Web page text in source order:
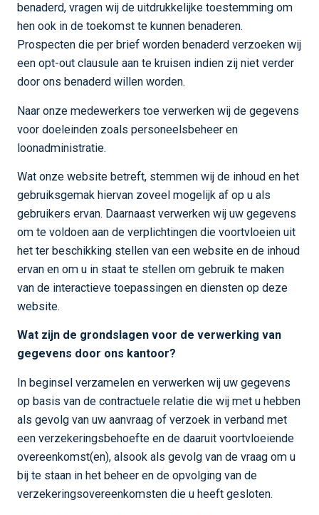
benaderd, vragen wij de uitdrukkelijke toestemming om
hen ook in de toekomst te kunnen benaderen.
Prospecten die per brief worden benaderd verzoeken wij
een opt-out clausule aan te kruisen indien zij niet verder
door ons benaderd willen worden.
Naar onze medewerkers toe verwerken wij de gegevens
voor doeleinden zoals personeelsbeheer en
loonadministratie.
Wat onze website betreft, stemmen wij de inhoud en het
gebruiksgemak hiervan zoveel mogelijk af op u als
gebruikers ervan. Daarnaast verwerken wij uw gegevens
om te voldoen aan de verplichtingen die voortvloeien uit
het ter beschikking stellen van een website en de inhoud
ervan en om u in staat te stellen om gebruik te maken
van de interactieve toepassingen en diensten op deze
website.
Wat zijn de grondslagen voor de verwerking van
gegevens door ons kantoor?
In beginsel verzamelen en verwerken wij uw gegevens
op basis van de contractuele relatie die wij met u hebben
als gevolg van uw aanvraag of verzoek in verband met
een verzekeringsbehoefte en de daaruit voortvloeiende
overeenkomst(en), alsook als gevolg van de vraag om u
bij te staan in het beheer en de opvolging van de
verzekeringsovereenkomsten die u heeft gesloten.